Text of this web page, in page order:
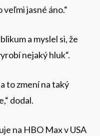
jasné áno.“
a myslel si, že
nejaký hluk“.
to zmení na taký
dodal.
na HBO Max v USA